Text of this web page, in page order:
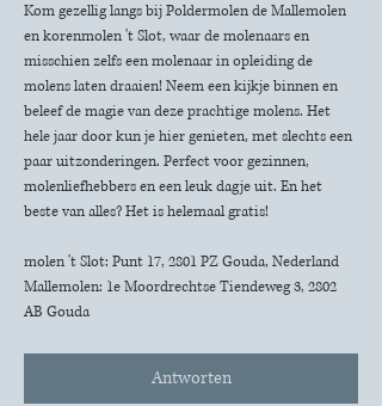
Kom gezellig langs bij Poldermolen de Mallemolen
en korenmolen 't Slot, waar de molenaars en
misschien zelfs een molenaar in opleiding de
molens laten draaien! Neem een kijkje binnen en
beleef de magie van deze prachtige molens. Het
hele jaar door kun je hier genieten, met slechts een
paar uitzonderingen. Perfect voor gezinnen,
molenliefhebbers en een leuk dagje uit. En het
beste van alles? Het is helemaal gratis!
molen 't Slot: Punt 17, 2801 PZ Gouda, Nederland
Mallemolen: 1e Moordrechtse Tiendeweg 3, 2802
AB Gouda
Antworten